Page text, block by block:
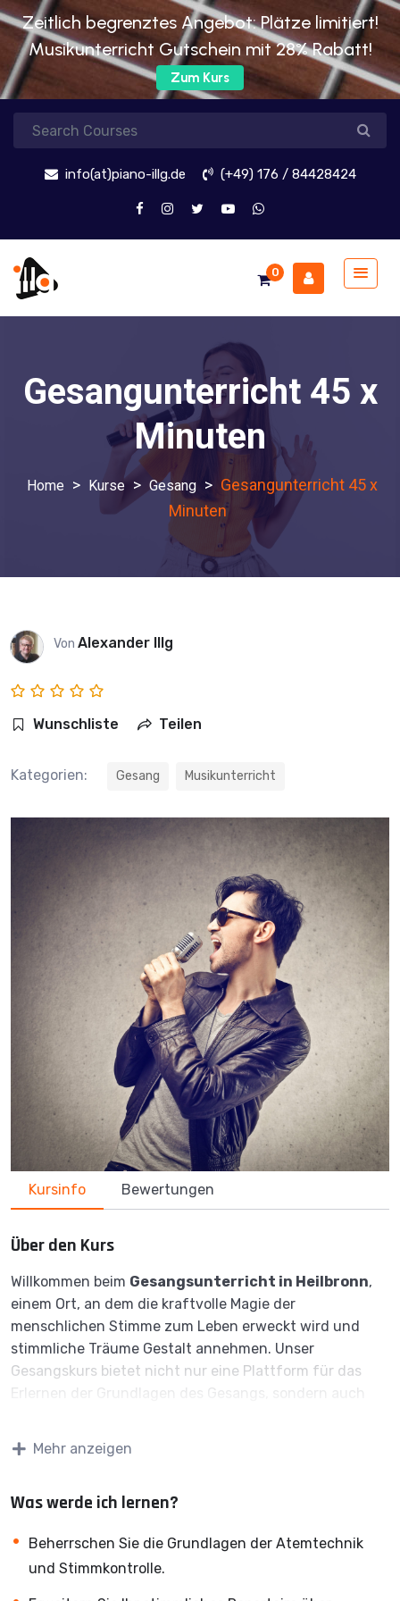
Zeitlich begrenztes Angebot: Plätze limitiert!
Musikunterricht Gutschein mit 28% Rabatt!
Zum Kurs
info(at)piano-illg.de (+49) 176 / 84428424
0
Gesangunterricht 45 x
Minuten
> Kurse > Gesang > Gesangunterricht 45 x
Minuten
Von Alexander Illg
Wunschliste Teilen
Kategorien: Gesang Musikunterricht
Kursinfo Bewertungen
Über den Kurs
Willkommen beim Gesangsunterricht in Heilbronn,
einem Ort, an dem die kraftvolle Magie der
menschlichen Stimme zum Leben erweckt wird und
stimmliche Träume Gestalt annehmen. Unser
Gesangskurs bietet nicht nur eine Plattform für das
Erlernen der Grundlagen des Gesangs, sondern auch
menschlichen Seele, und unser Gesangsunterricht in
fördern und zu verfeinern. Unsere erfahrenen
Gesangslehrer sind nicht nur Experten in stimmlicher
Mehr anzeigen
Was werde ich lernen?
Beherrschen Sie die Grundlagen der Atemtechnik
und Stimmkontrolle.